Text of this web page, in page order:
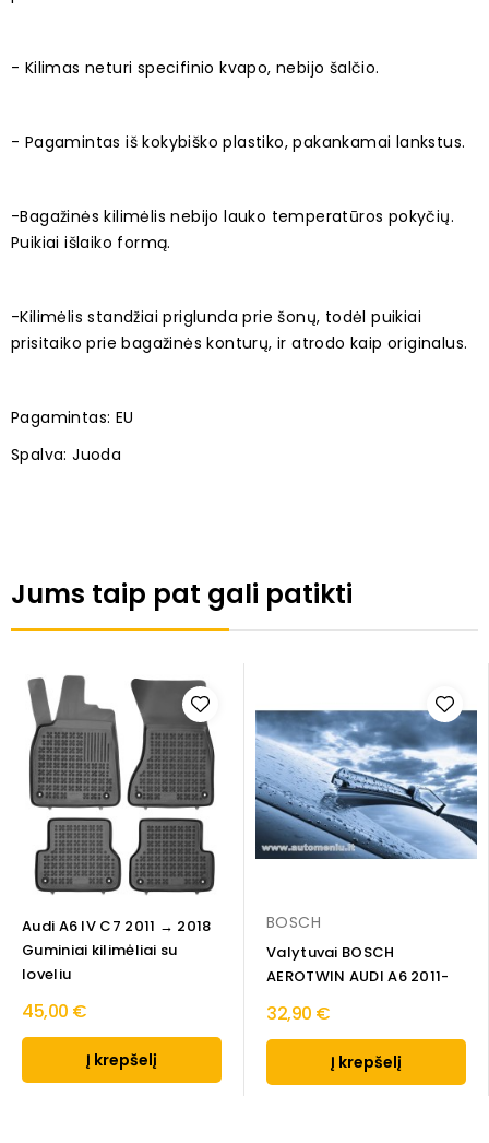
- Kilimas neturi specifinio kvapo, nebijo šalčio.
- Pagamintas iš kokybiško plastiko, pakankamai lankstus.
-Bagažinės kilimėlis nebijo lauko temperatūros pokyčių.
Puikiai išlaiko formą.
-Kilimėlis standžiai priglunda prie šonų, todėl puikiai
prisitaiko prie bagažinės konturų, ir atrodo kaip originalus.
Pagamintas: EU
Spalva: Juoda
Jums taip pat gali patikti
Audi A6 IV C7 2011 → 2018
Guminiai kilimėliai su
loveliu
45,00 €
Į krepšelį
BOSCH
Valytuvai BOSCH
AEROTWIN AUDI A6 2011-
32,90 €
Į krepšelį